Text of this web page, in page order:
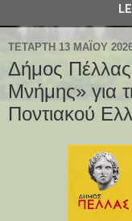
ΤΕΤΆΡΤΗ 13 ΜΑΪ́ΟΥ
Δήμος
Μνήμης» για
Ποντιακού